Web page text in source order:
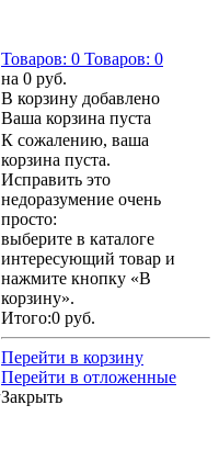
Товаров: 0 Товаров: 0
на 0 руб.
В корзину добавлено
Ваша корзина пуста
К сожалению, ваша
корзина пуста.
Исправить это
недоразумение очень
просто:
выберите в каталоге
интересующий товар и
нажмите кнопку «В
корзину».
Итого:0 руб.
Перейти в корзину
Перейти в отложенные
Закрыть